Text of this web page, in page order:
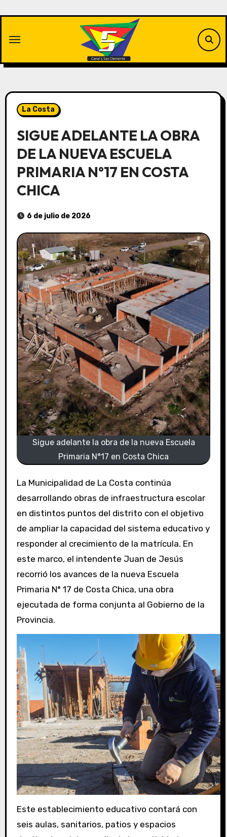
contenido
La Costa
SIGUE ADELANTE LA OBRA
DE LA NUEVA ESCUELA
PRIMARIA N°17 EN COSTA
CHICA
6 de julio de 2026
Sigue adelante la obra de la nueva Escuela
Primaria N°17 en Costa Chica
La Municipalidad de La Costa continúa
desarrollando obras de infraestructura escolar
en distintos puntos del distrito con el objetivo
de ampliar la capacidad del sistema educativo y
responder al crecimiento de la matrícula. En
este marco, el intendente Juan de Jesús
recorrió los avances de la nueva Escuela
Primaria N° 17 de Costa Chica, una obra
ejecutada de forma conjunta al Gobierno de la
Provincia.
Este establecimiento educativo contará con
seis aulas, sanitarios, patios y espacios